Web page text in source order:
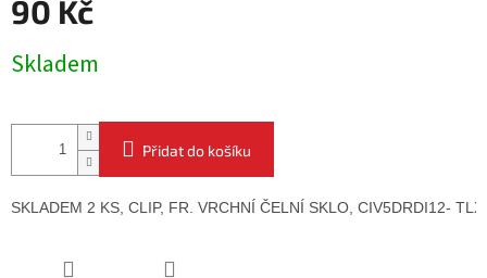
90 Kč
cena:
Skladem
Přidat do košíku
SKLADEM 2 KS, CLIP, FR. VRCHNÍ ČELNÍ SKLO, CIV5DRDI12-